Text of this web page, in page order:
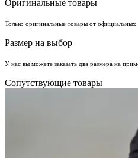
Оригинальные товары
Только оригинальные товары от официальных
Размер на выбор
У нас вы можете заказать два размера на
Сопутствующие товары